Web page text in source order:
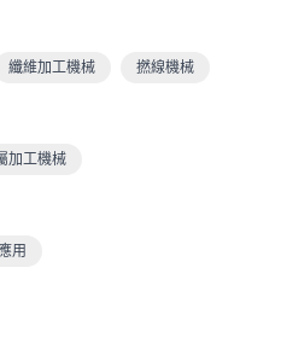
纖維加工機械 撚線機械
加工機械
用